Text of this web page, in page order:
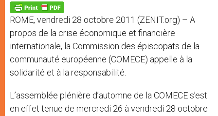
p
p
g
e
r
o
k
ROME, vendredi 28 octobre 2011 (ZENIT.org) – A
propos de la crise économique et financière
internationale, la Commission des épiscopats de la
communauté européenne (COMECE) appelle à la
solidarité et à la responsabilité.
L’assemblée plénière d’automne de la COMECE s’est
en effet tenue de mercredi 26 à vendredi 28 octobre